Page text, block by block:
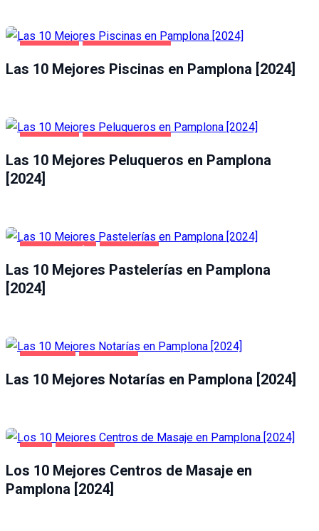
Las 10 Mejores Piscinas en Pamplona [2024]
Las 10 Mejores Peluqueros en Pamplona
[2024]
Las 10 Mejores Pastelerías en Pamplona
[2024]
Las 10 Mejores Notarías en Pamplona [2024]
Los 10 Mejores Centros de Masaje en
Pamplona [2024]